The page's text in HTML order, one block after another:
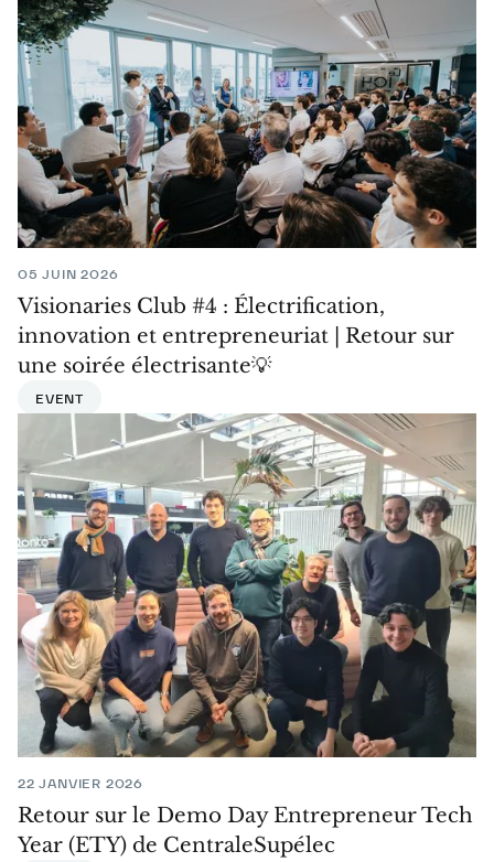
05 JUIN 2026
Visionaries Club #4 : Électrification,
innovation et entrepreneuriat | Retour sur
une soirée électrisante💡
EVENT
22 JANVIER 2026
Retour sur le Demo Day Entrepreneur Tech
Year (ETY) de CentraleSupélec